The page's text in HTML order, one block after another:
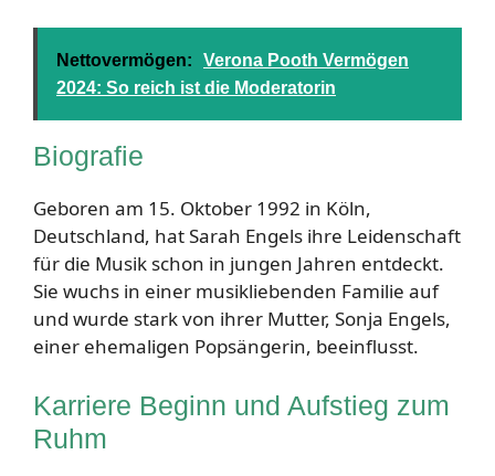
Nettovermögen:
Verona Pooth Vermögen
2024: So reich ist die Moderatorin
Biografie
Geboren am 15. Oktober 1992 in Köln,
Deutschland, hat Sarah Engels ihre Leidenschaft
für die Musik schon in jungen Jahren entdeckt.
Sie wuchs in einer musikliebenden Familie auf
und wurde stark von ihrer Mutter, Sonja Engels,
einer ehemaligen Popsängerin, beeinflusst.
Karriere Beginn und Aufstieg zum
Ruhm